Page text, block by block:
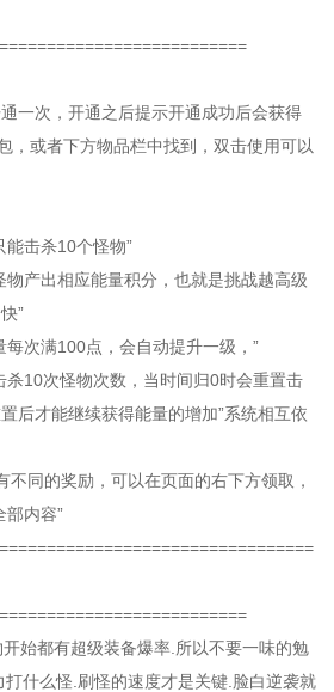
一次，开通之后提示开通成功后会获得
，或者下方物品栏中找到，双击使用可以
能击杀10个怪物”
物产出相应能量积分，也就是挑战越高级
”
每次满100点，会自动提升一级，”
杀10次怪物次数，当时间归0时会重置击
后才能继续获得能量的增加”系统相互依
不同的奖励，可以在页面的右下方领取，
部内容”
始都有超级装备爆率.所以不要一味的勉
什么怪.刷怪的速度才是关键.脸白逆袭就